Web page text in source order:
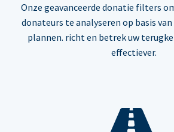
Onze geavanceerde donatie filters
donateurs te analyseren op basis
plannen. richt en betrek uw
effectiever.